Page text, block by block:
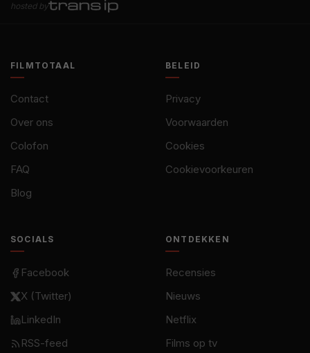
hosted by
FILMTOTAAL
Contact
Over ons
Colofon
FAQ
Blog
BELEID
Privacy
Voorwaarden
Cookies
Cookievoorkeuren
SOCIALS
Facebook
X (Twitter)
LinkedIn
RSS-feed
ONTDEKKEN
Recensies
Nieuws
Netflix
Films op tv